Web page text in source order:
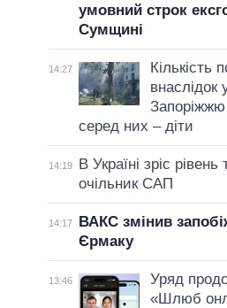
умовний строк
Сумщині
14:27
Кількість
внаслідок
Запоріжжю
серед них – діти
14:19
В Україні зріс рівень
очільник САП
14:17
ВАКС змінив
Єрмаку
13:46
Уряд
«Шлюб